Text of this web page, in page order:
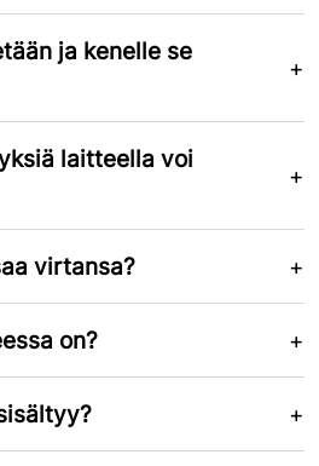
ja kenelle se
laitteella voi
virtansa?
on?